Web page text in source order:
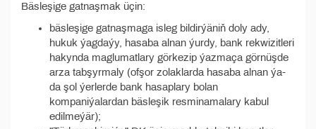
Bäsleşige gatnaşmak üçin:
bäsleşige gatnaşmaga isleg bildirýäniň doly ady,
hukuk ýagdaýy, hasaba alnan ýurdy, bank rekwizitleri
hakynda maglumatlary görkezip ýazmaça görnüşde
arza tabşyrmaly (ofşor zolaklarda hasaba alnan ýa-
da şol ýerlerde bank hasaplary bolan
kompaniýalardan bäsleşik resminamalary kabul
edilmeýär);